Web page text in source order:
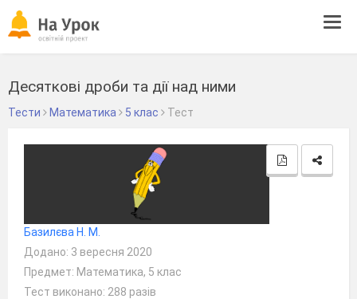
Десяткові дроби та дії над ними
Тести Математика 5 клас Тест
Базилєва Н. М.
Додано: 3 вересня 2020
Предмет: Математика, 5 клас
Тест виконано: 288 разів